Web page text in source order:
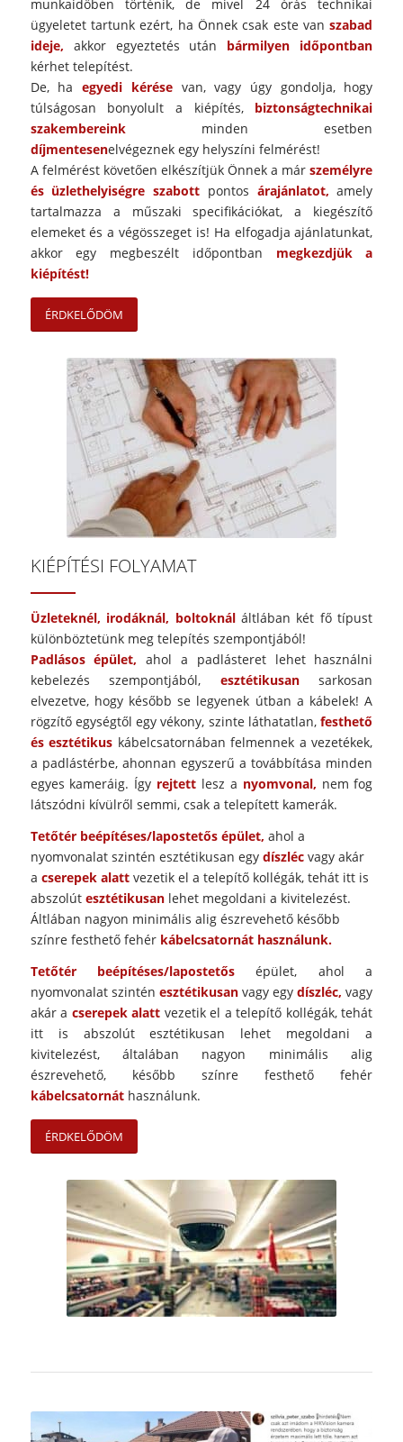
munkaidőben történik, de mivel 24 órás technikai
ügyeletet tartunk ezért, ha Önnek csak este vanszabad
ideje, akkor egyeztetés után bármilyen időpontban
kérhet telepítést.
De, haegyedi kérésevan, vagy úgy gondolja, hogy
túlságosan bonyolult a kiépítés, biztonságtechnikai
szakembereinkminden esetben
díjmentesenelvégeznek egy helyszíni felmérést!
A felmérést követően elkészítjük Önnek a márszemélyre
és üzlethelyiségre szabott pontos árajánlatot, amely
tartalmazza a műszaki specifikációkat, a kiegészítő
elemeket és a végösszeget is! Ha elfogadja ajánlatunkat,
akkor egy megbeszélt időpontban megkezdjük a
kiépítést!
ÉRDKELŐDÖM
KIÉPÍTÉSI FOLYAMAT
Üzleteknél, irodáknál, boltoknáláltlában két fő típust
különböztetünk meg telepítés szempontjából!
Padlásos épület, ahol a padlásteret lehet használni
kebelezés szempontjából, esztétikusansarkosan
elvezetve, hogy később se legyenek útban a kábelek! A
rögzítő egységtől egy vékony, szinte láthatatlan,festhető
és esztétikus kábelcsatornában felmennek a vezetékek,
a padlástérbe, ahonnan egyszerű a továbbítása minden
egyes kameráig. Így rejtett lesz a nyomvonal, nem fog
látszódni kívülről semmi, csak a telepített kamerák.
Tetőtér beépítéses/lapostetős épület, ahol a
nyomvonalat szintén esztétikusan egy díszlécvagy akár
a cserepek alattvezetik el a telepítő kollégák, tehát itt is
abszolút esztétikusanlehet megoldani a kivitelezést.
Áltlában nagyon minimális alig észrevehető később
színre festhető fehér kábelcsatornát használunk.
Tetőtér beépítéses/lapostetős épület, ahol a
nyomvonalat szintén esztétikusanvagy egydíszléc, vagy
akár a cserepek alatt vezetik el a telepítő kollégák, tehát
itt is abszolút esztétikusan lehet megoldani a
kivitelezést, általában nagyon minimális alig
észrevehető, később színre festhető fehér
kábelcsatornát használunk.
ÉRDKELŐDÖM